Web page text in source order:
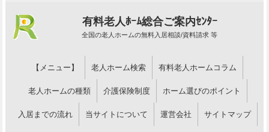
有料老人ﾎｰﾑ総合ご案内ｾﾝﾀｰ
全国の老人ホームの無料入居相談/資料請求 等
【メニュー】 老人ホーム検索 有料老人ホームコラム
老人ホームの種類 介護保険制度 ホーム選びのポイント
入居までの流れ 当サイトについて 運営会社 サイトマップ